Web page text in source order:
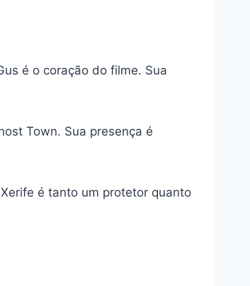
é o coração do filme. Sua
Town. Sua presença é
é tanto um protetor quanto